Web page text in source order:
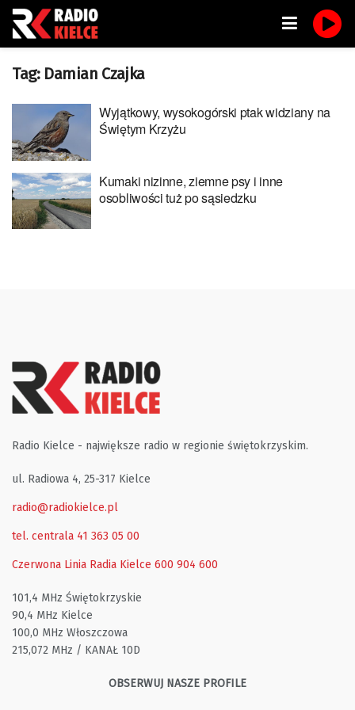
Tag: Damian Czajka
Wyjątkowy, wysokogórski ptak widziany na
Świętym Krzyżu
Kumaki nizinne, ziemne psy i inne
osobliwości tuż po sąsiedzku
Radio Kielce - największe radio w regionie świętokrzyskim.
ul. Radiowa 4, 25-317 Kielce
radio@radiokielce.pl
tel. centrala 41 363 05 00
Czerwona Linia Radia Kielce 600 904 600
101,4 MHz Świętokrzyskie
90,4 MHz Kielce
100,0 MHz Włoszczowa
215,072 MHz / KANAŁ 10D
OBSERWUJ NASZE PROFILE